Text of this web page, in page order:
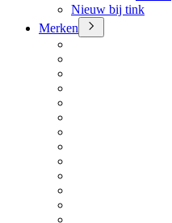
Nieuw bij tink
Merken